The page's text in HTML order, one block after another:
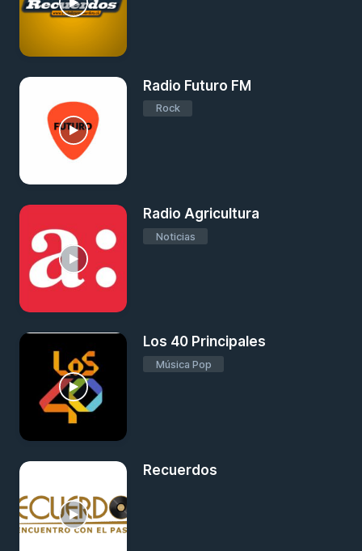
Radio Futuro FM
Rock
Radio Agricultura
Noticias
Los 40 Principales
Música Pop
Recuerdos